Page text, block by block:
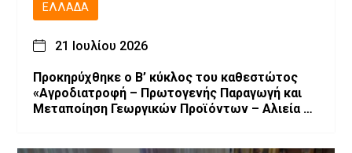
ΕΛΛΆΔΑ
21 Ιουλίου 2026
Προκηρύχθηκε ο Β’ κύκλος του καθεστώτος
«Αγροδιατροφή – Πρωτογενής Παραγωγή και
Μεταποίηση Γεωργικών Προϊόντων – Αλιεία –